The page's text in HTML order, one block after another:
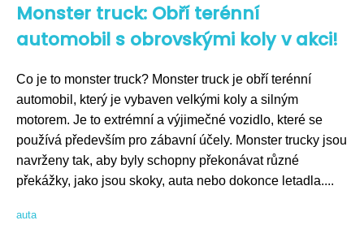
Monster truck: Obří terénní
automobil s obrovskými koly v akci!
Co je to monster truck? Monster truck je obří terénní
automobil, který je vybaven velkými koly a silným
motorem. Je to extrémní a výjimečné vozidlo, které se
používá především pro zábavní účely. Monster trucky jsou
navrženy tak, aby byly schopny překonávat různé
překážky, jako jsou skoky, auta nebo dokonce letadla....
auta